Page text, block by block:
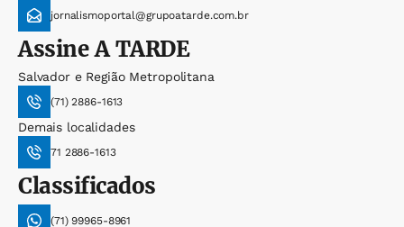
jornalismoportal@grupoatarde.com.br
AssineA TARDE
Salvador e Região Metropolitana
(71) 2886-1613
Demais localidades
71 2886-1613
Classificados
(71) 99965-8961